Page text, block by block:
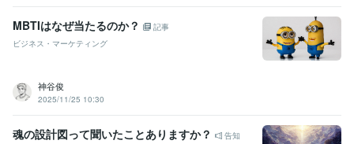
MBTIはなぜ当たるのか？
記事
ビジネス・マーケティング
神谷俊
2025/11/25 10:30
魂の設計図って聞いたことありますか？
告知